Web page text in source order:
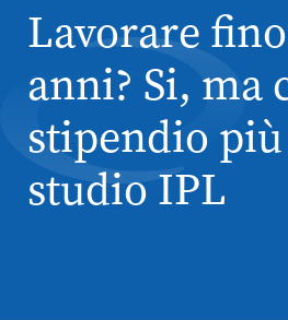
Lavorare
anni? Si, ma
stipendio
studio IPL